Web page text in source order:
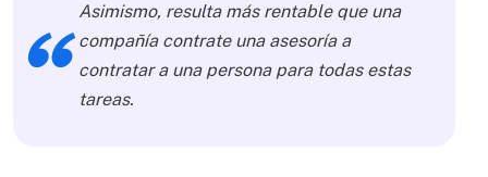
Asimismo, resulta más rentable que una
compañía contrate una asesoría a
contratar a una persona para todas estas
tareas.